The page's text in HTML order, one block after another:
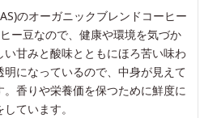
のオーガニックブレンドコーヒー
ー豆なので、健康や環境を気づか
甘みと酸味とともにほろ苦い味わ
になっているので、中身が見えて
香りや栄養価を保つために鮮度に
ています。